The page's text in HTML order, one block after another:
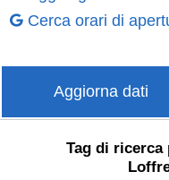
Cerca orari di
Aggiorna dati
Tag di ricerca